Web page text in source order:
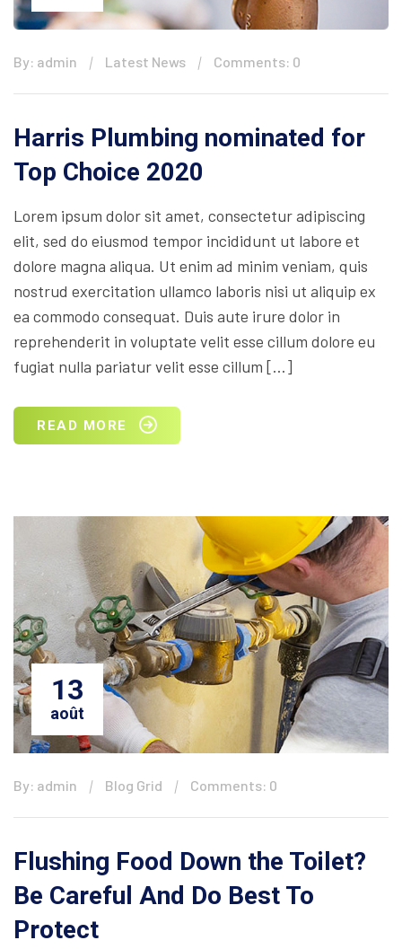
By: admin Latest News Comments: 0
Harris Plumbing nominated for
Top Choice 2020
Lorem ipsum dolor sit amet, consectetur adipiscing
elit, sed do eiusmod tempor incididunt ut labore et
dolore magna aliqua. Ut enim ad minim veniam, quis
nostrud exercitation ullamco laboris nisi ut aliquip ex
ea commodo consequat. Duis aute irure dolor in
reprehenderit in voluptate velit esse cillum dolore eu
fugiat nulla pariatur velit esse cillum […]
READ MORE
13
août
By: admin Blog Grid Comments: 0
Flushing Food Down the Toilet?
Be Careful And Do Best To
Protect